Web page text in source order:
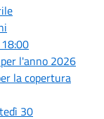
l'anno 2026
la copertura
30